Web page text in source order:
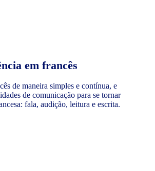
em francês
de maneira simples e contínua, e
de comunicação para se tornar
fala, audição, leitura e escrita.